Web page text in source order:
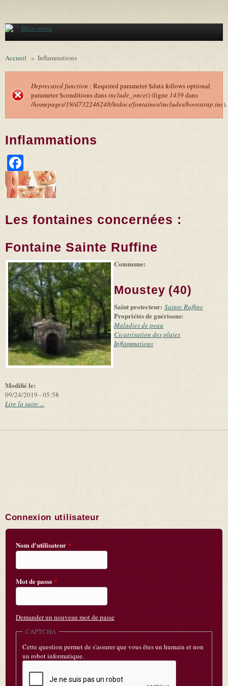
Main menu
Accueil » Inflammations
Message d'erreur
Deprecated function : Required parameter $data follows optional
parameter $conditions dansinclude_once()(ligne 1439dans
/homepages/19/d732246248/htdocs/fontaines/includes/bootstrap.inc).
Inflammations
Les fontaines concernées :
Fontaine Sainte Ruffine
-
Leaflet (link is
|
Tiles
(link is
external)
©
Microsoft
and
suppliers
Modifié le:
09/24/2019 - 05:58
Commune:
Moustey (40)
Saint protecteur: Sainte Ruffine
Propriétés de guérisons:
Maladies de peau
Cicatrisation des plaies
Inflammations
Lire la suite ...
Connexion utilisateur
Nom d'utilisateur*
Mot de passe*
Demander un nouveau mot de passe
CAPTCHA
Cette question permet de s'assurer que vous êtes un humain et non
un robot informatique.